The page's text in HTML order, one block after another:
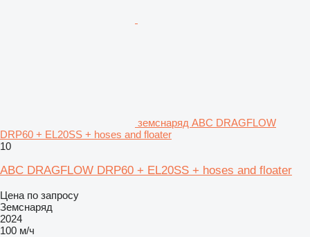
земснаряд ABC DRAGFLOW
DRP60 + EL20SS + hoses and floater
10
ABC DRAGFLOW DRP60 + EL20SS + hoses and floater
Цена по запросу
Земснаряд
2024
100 м/ч